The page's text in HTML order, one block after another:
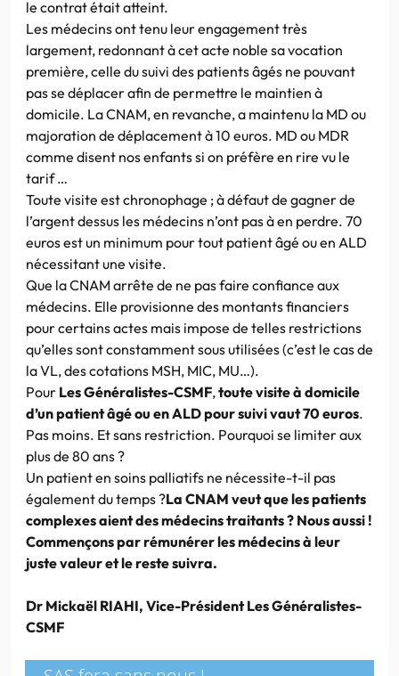
le contrat était atteint.
Les médecins ont tenu leur engagement très
largement, redonnant à cet acte noble sa vocation
première, celle du suivi des patients âgés ne pouvant
pas se déplacer afin de permettre le maintien à
domicile. La CNAM, en revanche, a maintenu la MD ou
majoration de déplacement à 10 euros. MD ou MDR
comme disent nos enfants si on préfère en rire vu le
tarif …
Toute visite est chronophage ; à défaut de gagner de
l’argent dessus les médecins n’ont pas à en perdre. 70
euros est un minimum pour tout patient âgé ou en ALD
nécessitant une visite.
Que la CNAM arrête de ne pas faire confiance aux
médecins. Elle provisionne des montants financiers
pour certains actes mais impose de telles restrictions
qu’elles sont constamment sous utilisées (c’est le cas de
la VL, des cotations MSH, MIC, MU…).
Pour Les Généralistes-CSMF,toute visite à domicile
d’un patient âgé ou en ALD pour suivi vaut 70 euros.
Pas moins. Et sans restriction. Pourquoi se limiter aux
plus de 80 ans ?
Un patient en soins palliatifs ne nécessite-t-il pas
également du temps ?La CNAM veut que les patients
complexes aient des médecins traitants ? Nous aussi !
Commençons par rémunérer les médecins à leur
juste valeur et le reste suivra.
Dr Mickaël RIAHI, Vice-Président Les Généralistes-
CSMF